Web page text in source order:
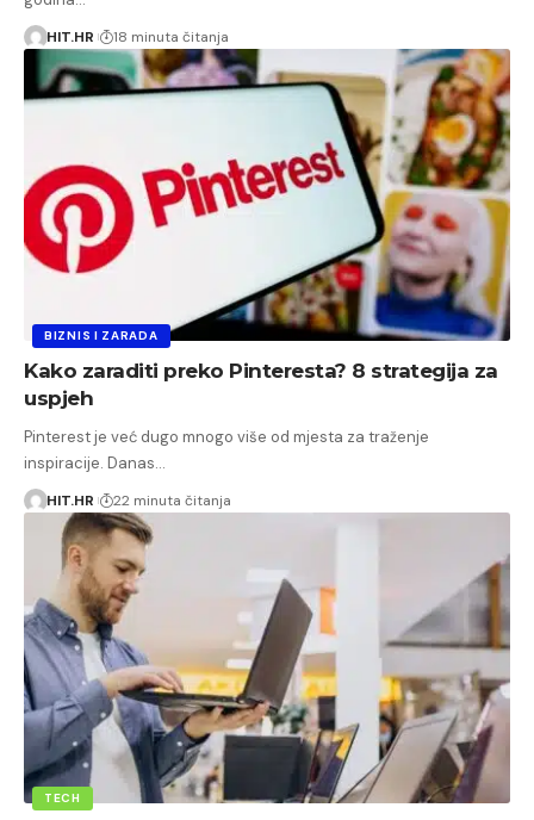
HIT.HR 18 minuta čitanja
BIZNIS I ZARADA
Kako zaraditi preko Pinteresta? 8 strategija za
uspjeh
Pinterest je već dugo mnogo više od mjesta za traženje
inspiracije. Danas…
HIT.HR 22 minuta čitanja
TECH